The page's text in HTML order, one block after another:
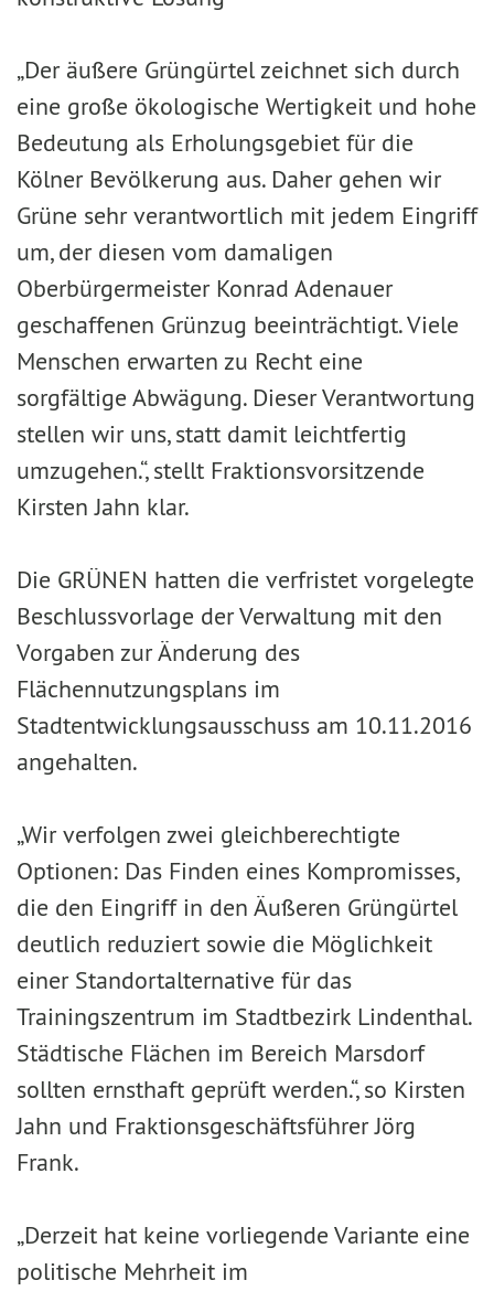
„Der äußere Grüngürtel zeichnet sich durch
eine große ökologische Wertigkeit und hohe
Bedeutung als Erholungsgebiet für die
Kölner Bevölkerung aus. Daher gehen wir
Grüne sehr verantwortlich mit jedem Eingriff
um, der diesen vom damaligen
Oberbürgermeister Konrad Adenauer
geschaffenen Grünzug beeinträchtigt. Viele
Menschen erwarten zu Recht eine
sorgfältige Abwägung. Dieser Verantwortung
stellen wir uns, statt damit leichtfertig
umzugehen.“, stellt Fraktionsvorsitzende
Kirsten Jahn klar.
Die GRÜNEN hatten die verfristet vorgelegte
Beschlussvorlage der Verwaltung mit den
Vorgaben zur Änderung des
Flächennutzungsplans im
Stadtentwicklungsausschuss am 10.11.2016
angehalten.
„Wir verfolgen zwei gleichberechtigte
Optionen: Das Finden eines Kompromisses,
die den Eingriff in den Äußeren Grüngürtel
deutlich reduziert sowie die Möglichkeit
einer Standortalternative für das
Trainingszentrum im Stadtbezirk Lindenthal.
Städtische Flächen im Bereich Marsdorf
sollten ernsthaft geprüft werden.“, so Kirsten
Jahn und Fraktionsgeschäftsführer Jörg
Frank.
„Derzeit hat keine vorliegende Variante eine
politische Mehrheit im